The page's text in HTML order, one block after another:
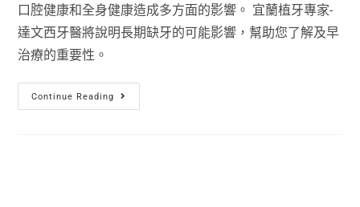
口腔健康和全身健康造成多方面的影響。 宜蘭植牙專家-
達文西牙醫將說明長期缺牙的可能影響，幫助您了解及早
治療的重要性。
Continue Reading